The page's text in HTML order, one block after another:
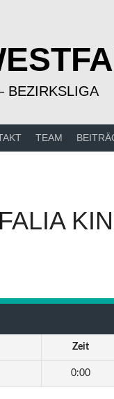
BEZIRKSLIGA
TEAM
Zeit
0:00